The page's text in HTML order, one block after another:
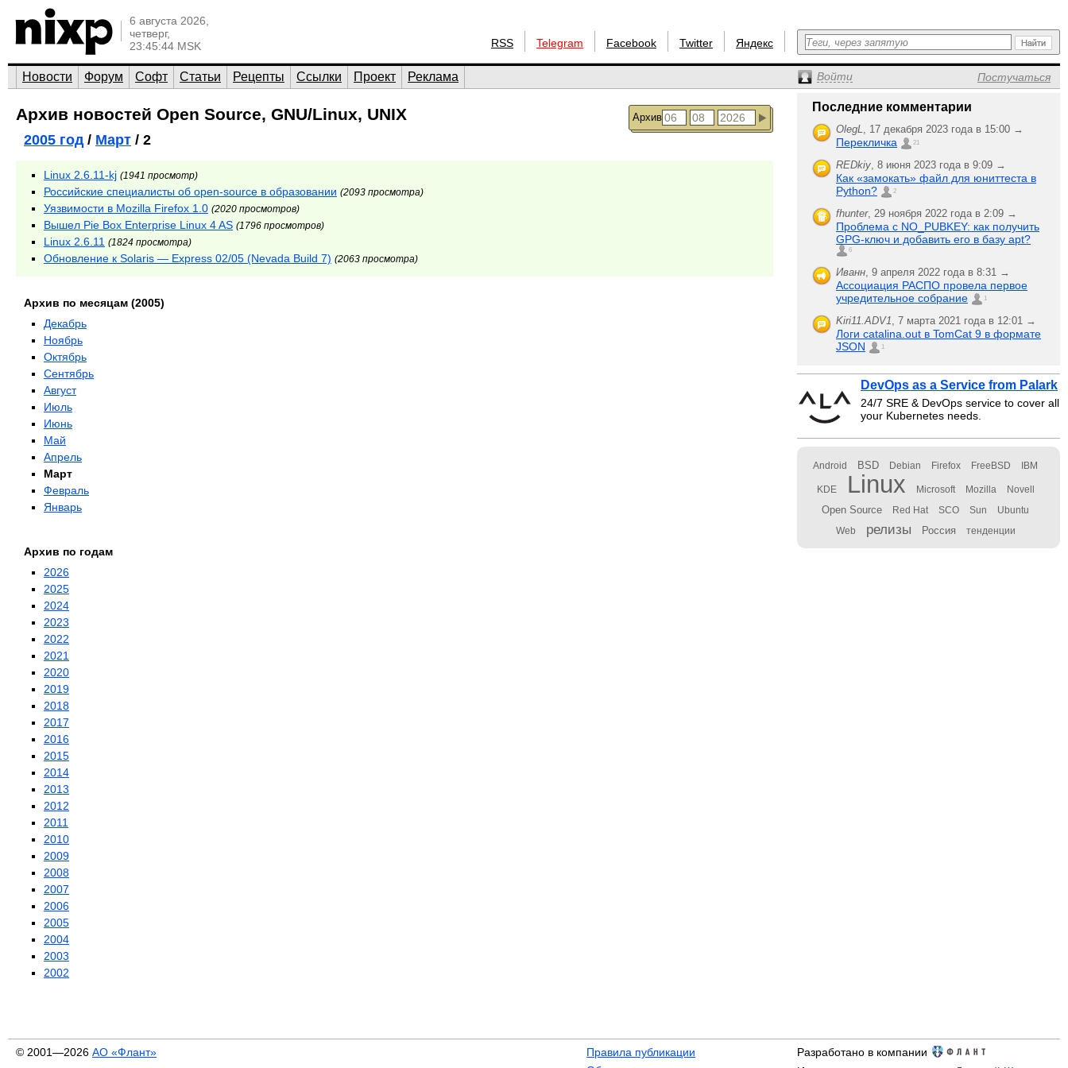
6 августа 2026,
четверг,
23:45:44 MSK
RSS Telegram Facebook Twitter Яндекс
Новости Форум Софт Статьи Рецепты Ссылки Проект Реклама Войти Постучаться
Архив
Архив новостей Open Source, GNU/Linux, UNIX
2005 год/ Март / 2
Linux 2.6.11-kj (1941 просмотр)
Российские специалисты об open-source в образовании (2093 просмотра)
Уязвимости в Mozilla Firefox 1.0 (2020 просмотров)
Вышел Pie Box Enterprise Linux 4 AS (1796 просмотров)
Linux 2.6.11 (1824 просмотра)
Обновление к Solaris — Express 02/05 (Nevada Build 7) (2063 просмотра)
Архив по месяцам (2005)
Декабрь
Ноябрь
Октябрь
Сентябрь
Август
Июль
Июнь
Май
Апрель
Март
Февраль
Январь
Архив по годам
2026
2025
2024
2023
2022
2021
2020
2019
2018
2017
2016
2015
2014
2013
2012
2011
2010
2009
2008
2007
2006
2005
2004
2003
2002
Последние комментарии
OlegL, 17 декабря 2023 года в 15:00 →
Перекличка 21
REDkiy, 8 июня 2023 года в 9:09 →
Как «замокать» файл для юниттеста в
Python?
2
fhunter, 29 ноября 2022 года в 2:09 →
Проблема с NO_PUBKEY: как получить
GPG-ключ и добавить его в базу apt?
6
Иванн, 9 апреля 2022 года в 8:31 →
Ассоциация РАСПО провела первое
учредительное собрание
1
Kiri11.ADV1, 7 марта 2021 года в 12:01 →
Логи catalina.out в TomCat 9 в формате
JSON
1
DevOps as a Service from Palark
24/7 SRE & DevOps service to cover all
your Kubernetes needs.
Android BSD Debian Firefox FreeBSD IBM
KDE Linux Microsoft Mozilla Novell
Open Source Red Hat SCO Sun Ubuntu
Web релизы Россия тенденции
© 2001—2026 АО «Флант»
Правила публикации
Разработано в компании